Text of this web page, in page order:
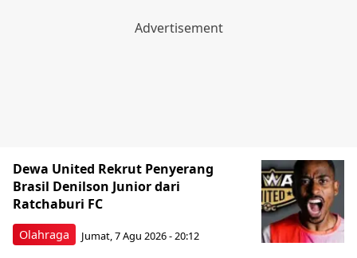
Olahraga
Dewa United Rekrut Penyerang
Brasil Denilson Junior dari
Ratchaburi FC
Jumat, 7 Agu 2026 - 20:12